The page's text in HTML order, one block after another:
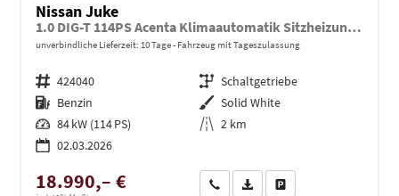
Nissan Juke
1.0 DIG-T 114PS Acenta Klimaautomatik Sitzheizung Rückf.Kamera Bluetooth Touchscreen wireless Apple CarPlay Android Auto
unverbindliche Lieferzeit: 10 Tage Fahrzeug mit Tageszulassung
Fahrzeugnr. 424040 Getriebe Schaltgetriebe
Kraftstoff Benzin Außenfarbe Solid White
Leistung 84 kW (114 PS) Kilometerstand 2 km
02.03.2026
18.990,– € Wir rufen Sie anPDF-Datei, Fahrzeugexposé